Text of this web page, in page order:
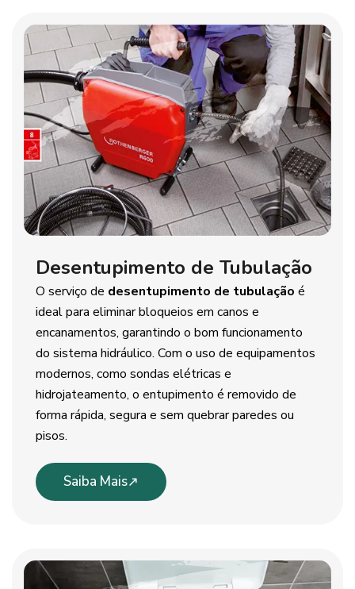
Desentupimento de Tubulação
O serviço de desentupimento de tubulação é
ideal para eliminar bloqueios em canos e
encanamentos, garantindo o bom funcionamento
do sistema hidráulico. Com o uso de equipamentos
modernos, como sondas elétricas e
hidrojateamento, o entupimento é removido de
forma rápida, segura e sem quebrar paredes ou
pisos.
Saiba Mais